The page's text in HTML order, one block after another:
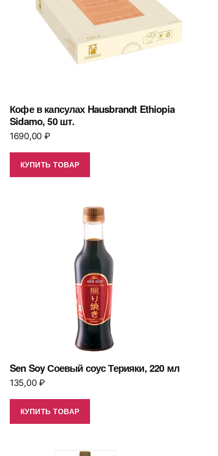
Кофе в капсулах Hausbrandt Ethiopia
Sidamo, 50 шт.
1690,00 ₽
КУПИТЬ ТОВАР
Sen Soy Соевый соус Терияки, 220 мл
135,00₽
КУПИТЬ ТОВАР